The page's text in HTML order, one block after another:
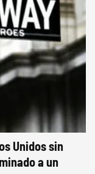
Unidos sin
a un